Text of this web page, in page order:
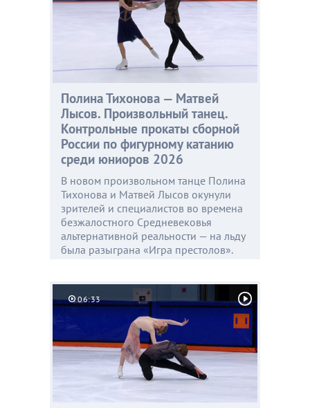
Полина Тихонова — Матвей
Лысов. Произвольный танец.
Контрольные прокаты сборной
России по фигурному катанию
среди юниоров 2026
В новом произвольном танце Полина
Тихонова и Матвей Лысов окунули
зрителей и специалистов во времена
безжалостного Средневековья
альтернативной реальности — на льду
была разыграна «Игра престолов».
06:33